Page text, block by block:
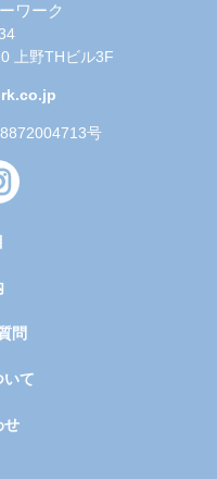
ワーク
上野THビル3F
号
問
いて
せ